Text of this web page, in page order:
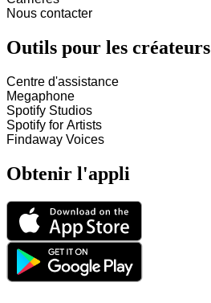
Nous contacter
Outils pour les créateurs
Centre d'assistance
Megaphone
Spotify Studios
Spotify for Artists
Findaway Voices
Obtenir l'appli